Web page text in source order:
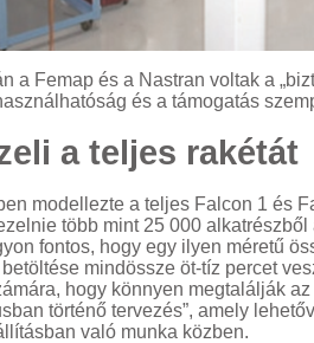
a Femap és a Nastran voltak a
és a támogatás
a teljes rakétát
modellezte a teljes Falcon 1 és
több mint 25 000 alkatrészből
fontos, hogy egy ilyen méretű
mindössze öt-tíz percet
hogy könnyen megtalálják
történő tervezés”, amely
való munka közben.